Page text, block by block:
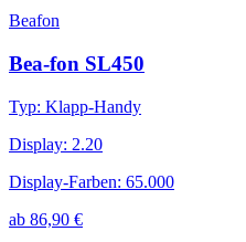
Beafon
Bea-fon SL450
Typ: Klapp-Handy
Display: 2.20
Display-Farben: 65.000
ab 86,90 €